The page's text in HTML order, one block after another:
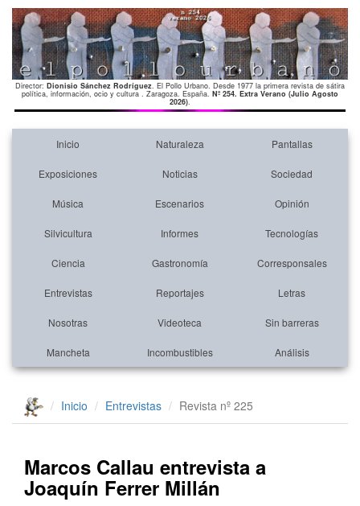
Director: Dionisio Sánchez Rodríguez. El Pollo Urbano. Desde 1977 la primera revista de sátira
política, información, ocio y cultura . Zaragoza. España. Nº 254. Extra Verano (Julio Agosto
2026).
Inicio Naturaleza Pantallas
Exposiciones Noticias Sociedad
Música Escenarios Opinión
Silvicultura Informes Tecnologías
Ciencia Gastronomía Corresponsales
Entrevistas Reportajes Letras
Nosotras Videoteca Sin barreras
Mancheta Incombustibles Análisis
Inicio Entrevistas Revista nº 225
Marcos Callau entrevista a
Joaquín Ferrer Millán